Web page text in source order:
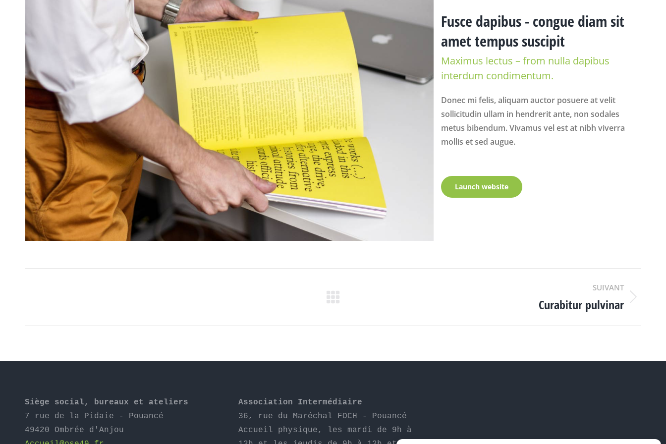
Fusce dapibus - congue diam sit
amet tempus suscipit
Maximus lectus – from nulla dapibus
interdum condimentum.
Donec mi felis, aliquam auctor posuere at velit
sollicitudin ullam in hendrerit ante, non sodales
metus bibendum. Vivamus vel est at nibh viverra
mollis et sed augue.
Launch website
SUIVANT
Curabitur pulvinar
Siège social, bureaux et ateliers
7 rue de la Pidaie - Pouancé
49420 Ombrée d'Anjou
Association Intermédiaire
36, rue du Maréchal FOCH - Pouancé
Accueil physique, les mardi de 9h à